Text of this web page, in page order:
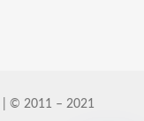
| © 2011 – 2021